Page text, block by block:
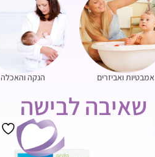
אמבטיות ואביזרים הנקה והאכלה
שאיבה לבישה
מבצע!